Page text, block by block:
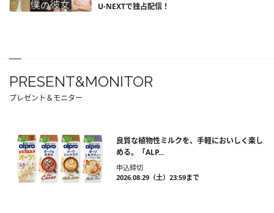
U-NEXTで独占配信！
PRESENT&MONITOR
プレゼント＆モニター
良質な植物性ミルクを、手軽においしく楽し
める。「ALP...
申込締切
2026.08.29（土）23:59まで